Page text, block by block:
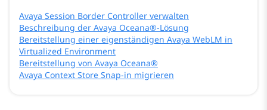
Avaya Session Border Controller verwalten
Beschreibung der Avaya Oceana®-Lösung
Bereitstellung einer eigenständigen Avaya WebLM in
Virtualized Environment
Bereitstellung von Avaya Oceana®
Avaya Context Store Snap-in migrieren